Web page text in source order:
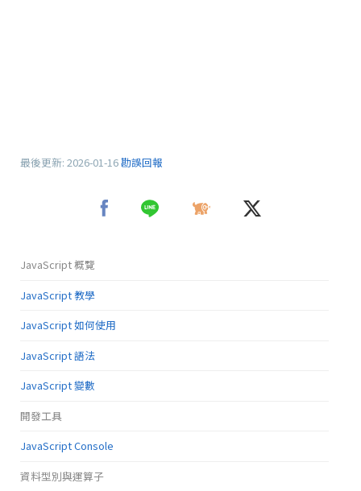
最後更新: 2026-01-16勘誤回報
JavaScript 概覽
JavaScript 教學
JavaScript 如何使用
JavaScript 語法
JavaScript 變數
開發工具
JavaScript Console
資料型別與運算子